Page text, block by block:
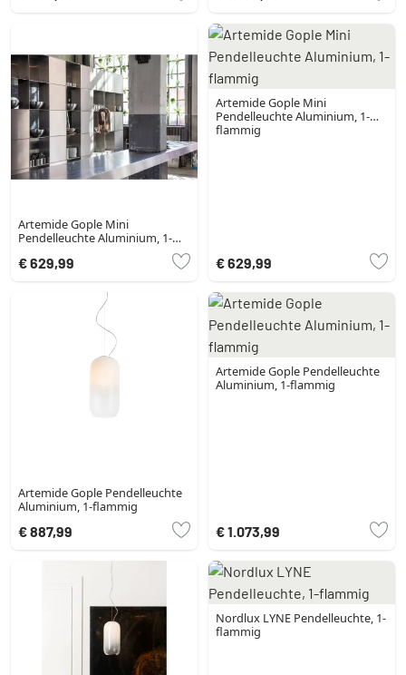
Artemide Gople Mini
Pendelleuchte Aluminium, 1-
€ 629,99
Artemide Gople Mini
Pendelleuchte Aluminium, 1-
flammig
€ 629,99
Artemide Gople Pendelleuchte
Aluminium, 1-flammig
€ 887,99
Artemide Gople Pendelleuchte
Aluminium, 1-flammig
€ 1.073,99
Nordlux LYNE Pendelleuchte, 1-
flammig